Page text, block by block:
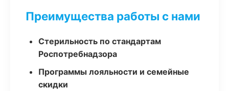
Преимущества работы с нами
Стерильность по стандартам
Роспотребнадзора
Программы лояльности и семейные
скидки